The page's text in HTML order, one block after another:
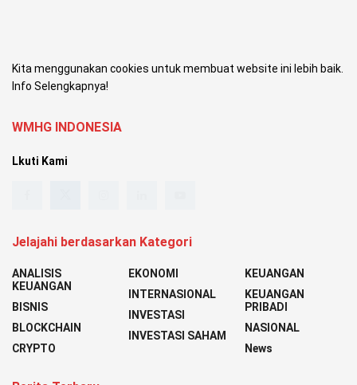
Kita menggunakan cookies untuk membuat website ini lebih baik.
Info Selengkapnya!
WMHG INDONESIA
Lkuti Kami
Jelajahi berdasarkan Kategori
ANALISIS
KEUANGAN
BISNIS
BLOCKCHAIN
CRYPTO
EKONOMI
INTERNASIONAL
INVESTASI
INVESTASI SAHAM
KEUANGAN
KEUANGAN
PRIBADI
NASIONAL
News